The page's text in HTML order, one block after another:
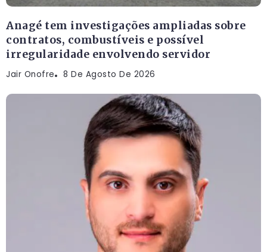
Anagé tem investigações ampliadas sobre
contratos, combustíveis e possível
irregularidade envolvendo servidor
Jair Onofre 8 De Agosto De 2026